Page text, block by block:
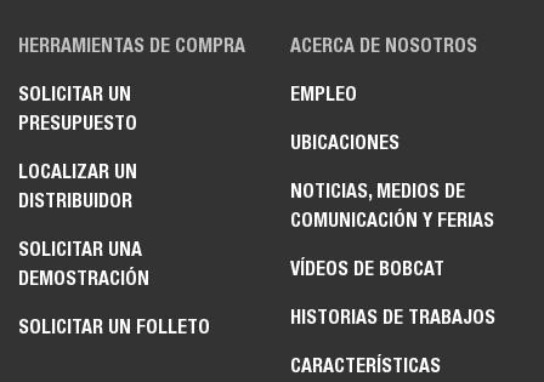
HERRAMIENTAS DE COMPRA
SOLICITAR UN
PRESUPUESTO
LOCALIZAR UN
DISTRIBUIDOR
SOLICITAR UNA
DEMOSTRACIÓN
SOLICITAR UN FOLLETO
ACERCA DE NOSOTROS
EMPLEO
UBICACIONES
NOTICIAS, MEDIOS DE
COMUNICACIÓN Y FERIAS
VÍDEOS DE BOBCAT
HISTORIAS DE TRABAJOS
CARACTERÍSTICAS